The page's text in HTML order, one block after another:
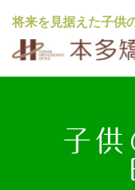
将来を見据えた子供
子供